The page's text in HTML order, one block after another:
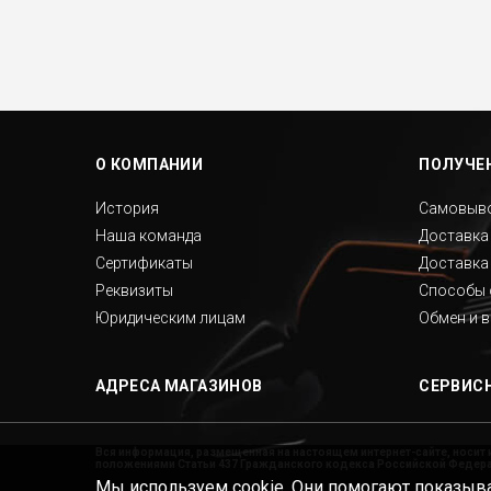
пгт. Чагода, ул. Кооперативная, д.
п. Шексна, ул. Труда, д. 18
О КОМПАНИИ
История
Наша команда
Сертификаты
Реквизиты
Юридическим лицам
АДРЕСА МАГАЗИНОВ
Способы
Обмен и
Вся информация, размещенная на настоящем интернет-сайте,
Мы используем cookie. Они помогают